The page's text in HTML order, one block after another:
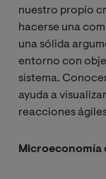
nuestro propio
hacerse una
una sólida
entorno con
sistema.
ayuda a
reacciones
Microeconomía